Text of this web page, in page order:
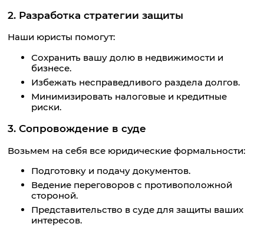
2. Разработка стратегии защиты
Наши юристы помогут:
Сохранить вашу долю в недвижимости и
бизнесе.
Избежать несправедливого раздела долгов.
Минимизировать налоговые и кредитные
риски.
3. Сопровождение в суде
Возьмем на себя все юридические формальности:
Подготовку и подачу документов.
Ведение переговоров с противоположной
стороной.
Представительство в суде для защиты ваших
интересов.